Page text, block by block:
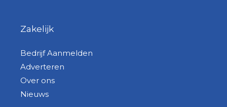
Zakelijk
Bedrijf Aanmelden
Adverteren
Over ons
Nieuws